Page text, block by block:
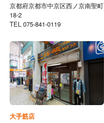
京都府京都市中京区西ノ京南聖町
18-2
TEL 075-841-0119
大手筋店